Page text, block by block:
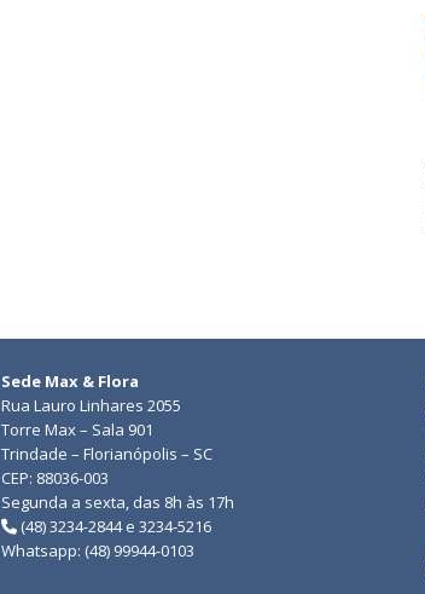
Sede Max & Flora
Rua Lauro Linhares 2055
Torre Max – Sala 901
Trindade – Florianópolis – SC
CEP: 88036-003
Segunda a sexta, das 8h às 17h
(48) 3234-2844 e 3234-5216
Whatsapp: (48) 99944-0103